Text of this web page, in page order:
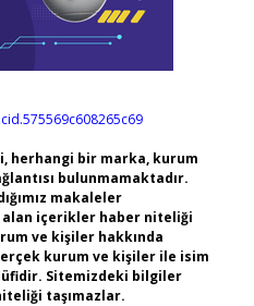
herhangi bir marka, kurum
bulunmamaktadır.
makaleler
alan içerikler haber niteliği
ve kişiler hakkında
kurum ve kişiler ile isim
Sitemizdeki bilgiler
taşımazlar.